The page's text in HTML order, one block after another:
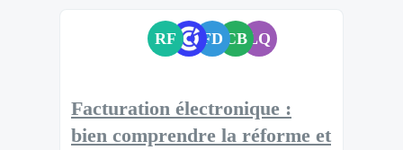
RF FD CB LQ
Facturation électronique :
bien comprendre la réforme et